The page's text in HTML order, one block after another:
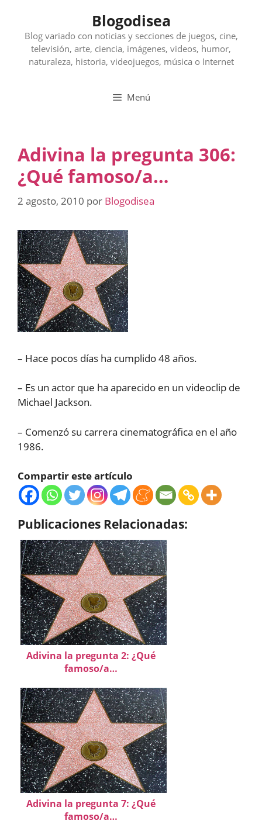
contenido
Blogodisea
Blog variado con noticias y secciones de juegos, cine,
televisión, arte, ciencia, imágenes, videos, humor,
naturaleza, historia, videojuegos, música o Internet
Menú
Adivina la pregunta 306:
¿Qué famoso/a…
2 agosto, 2010 por Blogodisea
– Hace pocos días ha cumplido 48 años.
– Es un actor que ha aparecido en un videoclip de
Michael Jackson.
– Comenzó su carrera cinematográfica en el año
1986.
Compartir este artículo
Publicaciones Relacionadas:
Adivina la pregunta 2: ¿Qué
famoso/a…
Adivina la pregunta 7: ¿Qué
famoso/a…